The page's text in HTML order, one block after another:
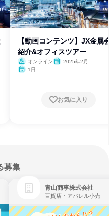
【動画コンテンツ】JX金属
紹介&オフィスツアー
オンライン
2025年2月
1日
お気に入り
募集
青山商事株式会社
百貨店・アパレル小売